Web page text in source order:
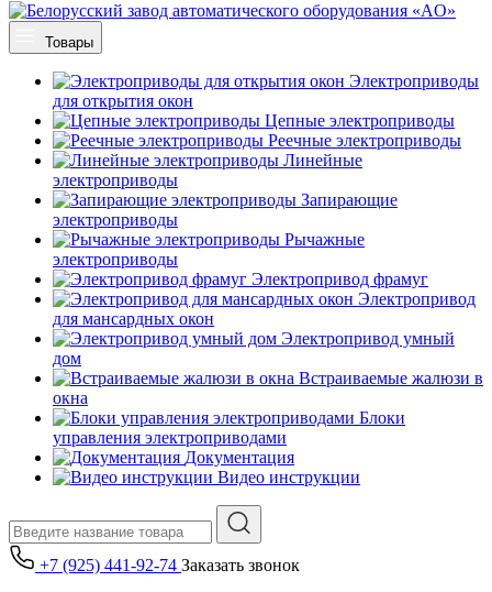
Товары
Электроприводы
для открытия окон
Цепные электроприводы
Реечные электроприводы
Линейные
электроприводы
Запирающие
электроприводы
Рычажные
электроприводы
Электропривод фрамуг
Электропривод
для мансардных окон
Электропривод умный
дом
Встраиваемые жалюзи в
окна
Блоки
управления электроприводами
Документация
Видео инструкции
+7 (925) 441-92-74 Заказать звонок